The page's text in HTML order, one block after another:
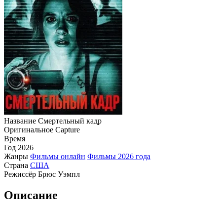
Название Смертельный кадр
Оригинальное Capture
Время
Год 2026
Жанры Фильмы онлайн Фильмы 2026 года
Страна США
Режиссёр Брюс Уэмпл
Описание